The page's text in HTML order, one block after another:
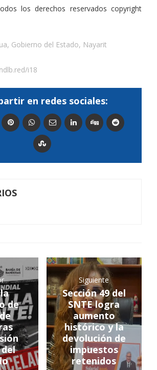
los derechos reservados copyright
, Gobierno del Estado, Nayarit
i18
en redes sociales:
de
Siguiente
Sección 49 del
SNTE logra
aumento
histórico y la
devolución de
impuestos
retenidos